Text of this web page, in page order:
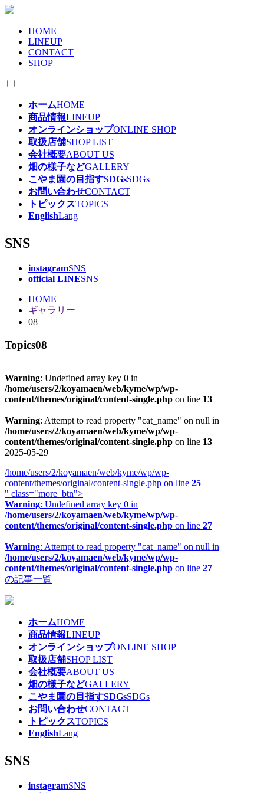
HOME
LINEUP
CONTACT
SHOP
ホームHOME
商品情報LINEUP
オンラインショップONLINE SHOP
取扱店舗SHOP LIST
会社概要ABOUT US
畑の様子などGALLERY
こやま園の目指すSDGsSDGs
お問い合わせCONTACT
トピックスTOPICS
EnglishLang
SNS
instagramSNS
official LINESNS
HOME
ギャラリー
08
Topics08
Warning: Undefined array key 0 in
/home/users/2/koyamaen/web/kyme/wp/wp-
content/themes/original/content-single.php on line 13
Warning: Attempt to read property "cat_name" on null in
/home/users/2/koyamaen/web/kyme/wp/wp-
content/themes/original/content-single.php on line 13
2025-05-29
/home/users/2/koyamaen/web/kyme/wp/wp-
content/themes/original/content-single.php on line 25
" class="more_btn">
Warning: Undefined array key 0 in
/home/users/2/koyamaen/web/kyme/wp/wp-
content/themes/original/content-single.php on line 27
Warning: Attempt to read property "cat_name" on null in
/home/users/2/koyamaen/web/kyme/wp/wp-
content/themes/original/content-single.php on line 27
の記事一覧
ホームHOME
商品情報LINEUP
オンラインショップONLINE SHOP
取扱店舗SHOP LIST
会社概要ABOUT US
畑の様子などGALLERY
こやま園の目指すSDGsSDGs
お問い合わせCONTACT
トピックスTOPICS
EnglishLang
SNS
instagramSNS